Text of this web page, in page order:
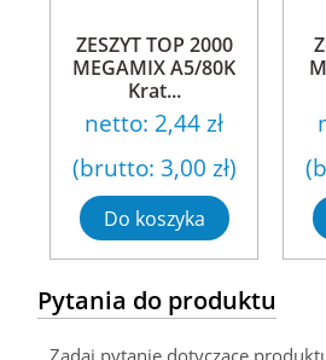
ZESZYT TOP 2000
MEGAMIX A5/80K
Krat...
netto: 2,44 zł
(brutto: 3,00 zł)
Do koszyka
Pytania do produktu
Zadaj pytanie dotyczące